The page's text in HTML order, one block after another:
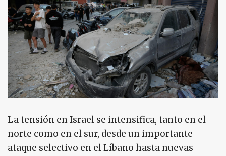
La tensión en Israel se intensifica, tanto en el
norte como en el sur, desde un importante
ataque selectivo en el Líbano hasta nuevas